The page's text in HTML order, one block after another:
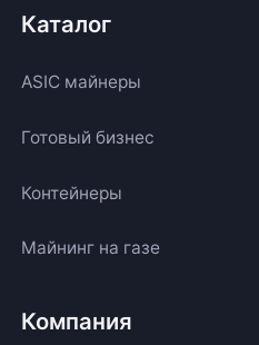
Каталог
ASIC майнеры
Готовый бизнес
Контейнеры
Майнинг на газе
Компания